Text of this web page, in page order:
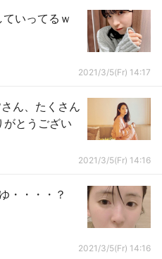
いってるｗ
2021/3/5(Fr) 14:17
ん、たくさん
とうござい
2021/3/5(Fr) 14:16
・・・・？
2021/3/5(Fr) 14:16